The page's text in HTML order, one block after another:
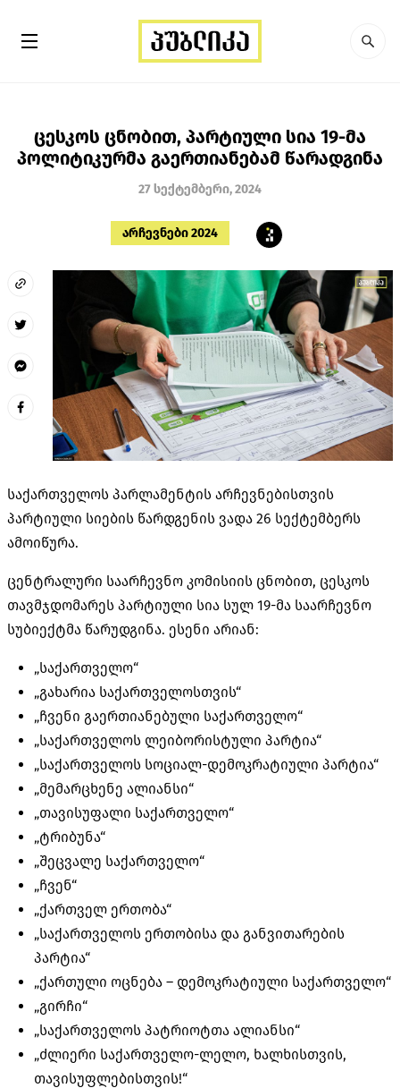
ცესკოს ცნობით, პარტიული სია 19-მა
პოლიტიკურმა გაერთიანებამ წარადგინა
27 სექტემბერი, 2024
არჩევნები 2024
საქართველოს პარლამენტის არჩევნებისთვის
პარტიული სიების წარდგენის ვადა 26 სექტემბერს
ამოიწურა.
ცენტრალური საარჩევნო კომისიის ცნობით, ცესკოს
თავმჯდომარეს პარტიული სია სულ 19-მა საარჩევნო
სუბიექტმა წარუდგინა. ესენი არიან:
„საქართველო“
„გახარია საქართველოსთვის“
„ჩვენი გაერთიანებული საქართველო“
„საქართველოს ლეიბორისტული პარტია“
„საქართველოს სოციალ-დემოკრატიული პარტია“
„მემარცხენე ალიანსი“
„თავისუფალი საქართველო“
„ტრიბუნა“
„შეცვალე საქართველო“
„ჩვენ“
„ქართველ ერთობა“
„საქართველოს ერთობისა და განვითარების
პარტია“
„ქართული ოცნება – დემოკრატიული საქართველო“
„გირჩი“
„საქართველოს პატრიოტთა ალიანსი“
„ძლიერი საქართველო-ლელო, ხალხისთვის,
თავისუფლებისთვის!“